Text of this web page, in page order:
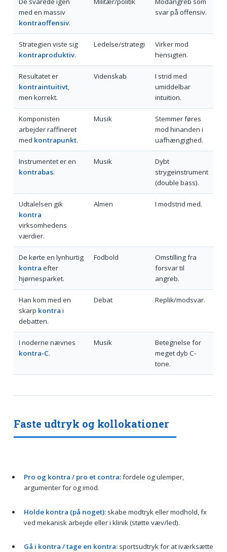
med en massiv
kontraoffensiv.
svar på offensiv.
Strategien viste sig
kontraproduktiv.
Ledelse/strategi
Virker mod
hensigten.
Resultatet er
kontraintuitivt,
men korrekt.
Videnskab
I strid med
umiddelbar
intuition.
Komponisten
arbejder raffineret
med kontrapunkt.
Musik
Stemmer føres
mod hinanden i
uafhængighed.
Instrumentet er en
kontrabas.
Musik
Dybt
strygeinstrument
(double bass).
Udtalelsen gik
kontra
virksomhedens
værdier.
Almen I modstrid med.
De kørte en lynhurtig
kontra efter
hjørnesparket.
Fodbold
Omstilling fra
forsvar til
angreb.
Han kom med en
skarp kontra i
debatten.
Debat Replik/modsvar.
I noderne nævnes
kontra-C.
Musik
Betegnelse for
meget dyb C-
tone.
Faste udtryk og kollokationer
Pro og kontra / pro et contra:fordele og ulemper,
argumenter for og imod.
Holde kontra (på noget):skabe modtryk eller modhold, fx
ved mekanisk arbejde eller i klinik (støtte væv/led).
Gå i kontra / tage en kontra:sportsudtryk for at iværksætte